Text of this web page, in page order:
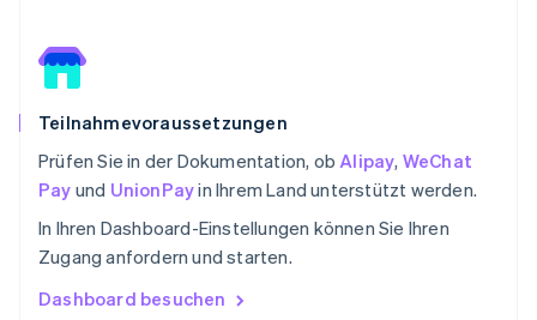
Teilnahmevoraussetzungen
Prüfen Sie in der Dokumentation, obAlipay, WeChat
Pay und UnionPayin Ihrem Land unterstützt werden.
In Ihren Dashboard-Einstellungen können Sie Ihren
Zugang anfordern und starten.
Dashboard besuchen
Rumänien
SvenskaEnglish
Schweiz
Singapur
English简体中文
Slowakei
English
Slowenien